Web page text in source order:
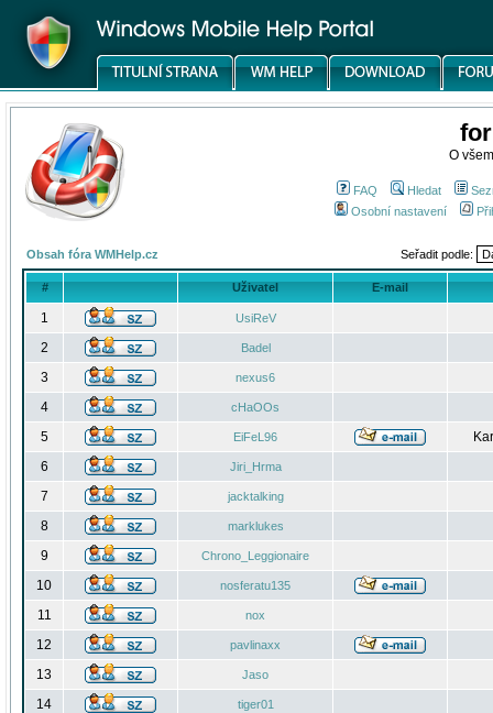
O
FAQ Hledat
Osobní nastavení
Obsah fóra WMHelp.cz Seřadit podle:
# Uživatel E-mail
1 UsiReV
2 Badel
3 nexus6
4 cHaOOs
5 EiFeL96
6
Jiri_Hrma
7 jacktalking
8 marklukes
9 Chrono_Leggionaire
10 nosferatu135
11 nox
12 pavlinaxx
13 Jaso
14 tiger01